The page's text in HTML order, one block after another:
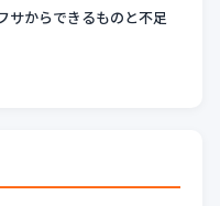
サからできるものと不足